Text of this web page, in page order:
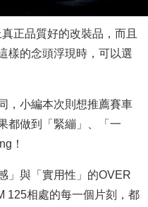
正品質好的改裝品，而且
樣的念頭浮現時，可以選
，小編本次則想推薦賽車
都做到「緊繃」、「一
！
」與「實用性」的OVER
125相處的每一個片刻，都